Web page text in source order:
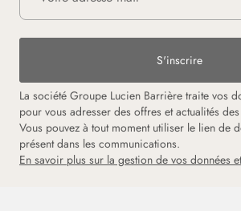
S'inscrire
La société Groupe Lucien Barrière traite vos
pour vous adresser des offres et actualités
Vous pouvez à tout moment utiliser le lien de
présent dans les communications.
En savoir plus sur la gestion de vos données